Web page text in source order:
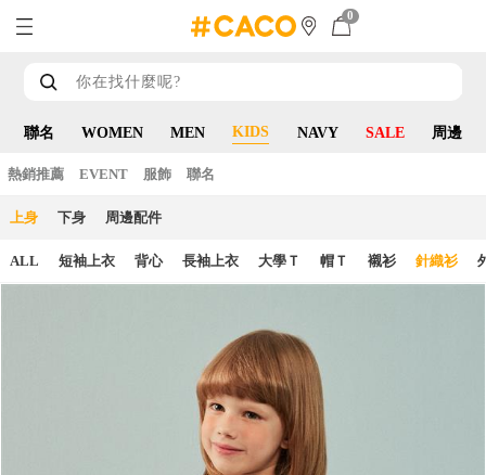
0
聯名 WOMEN MEN KIDS NAVY SALE 周邊
熱銷推薦 EVENT 服飾 聯名
上身 下身 周邊配件
ALL 短袖上衣 背心 長袖上衣 大學Ｔ 帽Ｔ 襯衫 針織衫